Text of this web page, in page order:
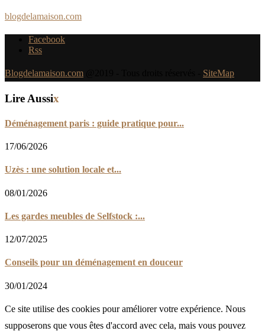
blogdelamaison.com
Facebook
Rss
Blogdelamaison.com SiteMap
Lire Aussix
Déménagement paris : guide pratique pour...
17/06/2026
Uzès : une solution locale et...
08/01/2026
Les gardes meubles de Selfstock :...
12/07/2025
Conseils pour un déménagement en douceur
30/01/2024
Ce site utilise des cookies pour améliorer votre expérience. Nous
supposerons que vous êtes d'accord avec cela, mais vous pouvez